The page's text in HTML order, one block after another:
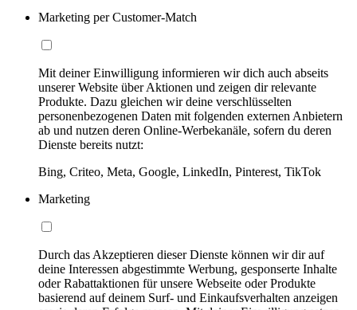
Marketing per Customer-Match
Mit deiner Einwilligung informieren wir dich auch abseits
unserer Website über Aktionen und zeigen dir relevante
Produkte. Dazu gleichen wir deine verschlüsselten
personenbezogenen Daten mit folgenden externen Anbietern
ab und nutzen deren Online-Werbekanäle, sofern du deren
Dienste bereits nutzt:
Bing, Criteo, Meta, Google, LinkedIn, Pinterest, TikTok
Marketing
Durch das Akzeptieren dieser Dienste können wir dir auf
deine Interessen abgestimmte Werbung, gesponserte Inhalte
oder Rabattaktionen für unsere Webseite oder Produkte
basierend auf deinem Surf- und Einkaufsverhalten anzeigen